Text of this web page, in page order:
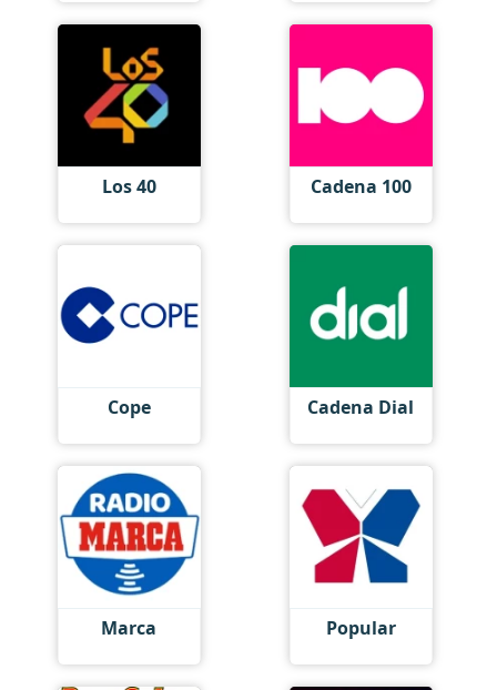
Los 40 Cadena 100
Cope Cadena Dial
Marca Popular